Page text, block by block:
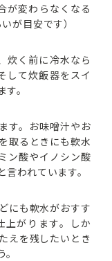
が変わらなくなる
が目安です）
炊く前に冷水なら
して炊飯器をスイ
。
す。お味噌汁やお
取るときにも軟水
ン酸やイノシン酸
われています。
にも軟水がおすす
上がります。しか
えを残したいとき